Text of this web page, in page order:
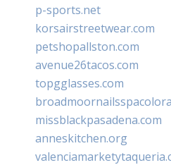
p-sports.net
korsairstreetwear.com
petshopallston.com
avenue26tacos.com
topgglasses.com
missblackpasadena.com
anneskitchen.org